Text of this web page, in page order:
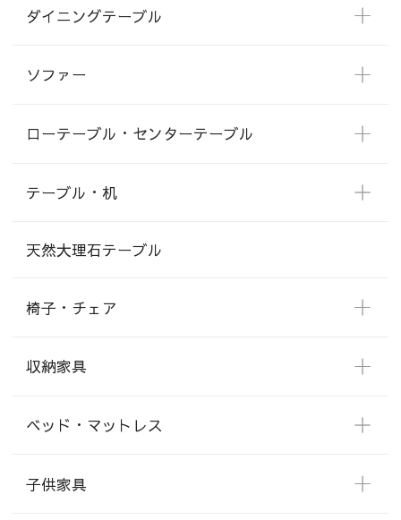
ダイニングテーブル
ソファー
ローテーブル・センターテーブル
テーブル・机
天然大理石テーブル
椅子・チェア
収納家具
ベッド・マットレス
子供家具